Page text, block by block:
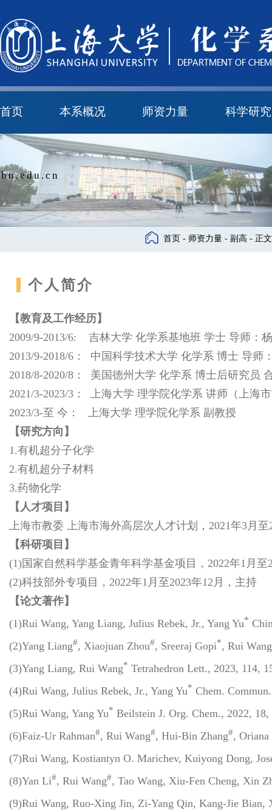
首页 本系概况
本系简介
机构设置
本科培养委员会
教学与科研研究所
化学实验中心
师资力量 科学研究
首页 - 师资力量 - 副高 - 正文
个人简介
【教育及工作经历】
2009/9-2013/6: 吉林大学 化学系基地班 学士 导师：
2013/9-2018/6： 中国科学技术大学 化学系 博士 导师
2018/8-2020/8： 美国德州大学 化学系 博士后研究员
2021/3-2023/3： 上海大学 理学院化学系 讲师（上海
2023/3-至 今： 上海大学 理学院化学系 副教授
【研究方向】
1.有机超分子化学
2.有机超分子材料
3.药物化学
【人才项目】
上海市教委 上海市海外高层次人才计划，2021年3月
【科研项目】
(1)国家自然科学基金青年科学基金项目，2022年1月至
(2)科技部外专项目，2022年1月至2023年12月，主持
【论文著作】
(1)Rui Wang, Yang Liang, Julius Rebek, Jr., Yang Yu*
(2)Yang Liang#, Xiaojuan Zhou#, Sreeraj Gopi*, Rui Wang
(3)Yang Liang, Rui Wang* Tetrahedron Lett., 2023, 114,
(4)Rui Wang, Julius Rebek, Jr., Yang Yu* Chem.
(5)Rui Wang, Yang Yu* Beilstein J. Org. Chem., 2022, 18,
(6)Faiz-Ur Rahman#, Rui Wang#, Hui-Bin Zhang#,
(7)Rui Wang, Kostiantyn O. Marichev, Kuiyong Dong,
(8)Yan Li#, Rui Wang#, Tao Wang, Xiu-Fen Cheng, Xin
(9)Rui Wang, Ruo-Xing Jin, Zi-Yang Qin, Kang-Jie Bian,